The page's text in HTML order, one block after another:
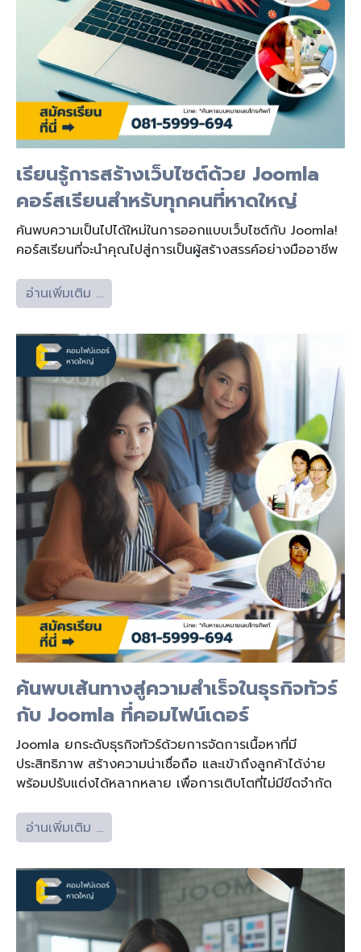
เรียนรู้การสร้างเว็บไซต์ด้วย Joomla
คอร์สเรียนสำหรับทุกคนที่หาดใหญ่
ค้นพบความเป็นไปได้ใหม่ในการออกแบบเว็บไซต์กับ Joomla!
คอร์สเรียนที่จะนำคุณไปสู่การเป็นผู้สร้างสรรค์อย่างมืออาชีพ
อ่านเพิ่มเติม …
ค้นพบเส้นทางสู่ความสำเร็จในธุรกิจทัวร์
กับ Joomla ที่คอมไฟน์เดอร์
Joomla ยกระดับธุรกิจทัวร์ด้วยการจัดการเนื้อหาที่มี
ประสิทธิภาพ สร้างความน่าเชื่อถือ และเข้าถึงลูกค้าได้ง่าย
พร้อมปรับแต่งได้หลากหลาย เพื่อการเติบโตที่ไม่มีขีดจำกัด
อ่านเพิ่มเติม …